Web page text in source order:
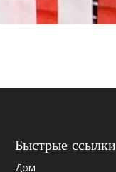
Быстрые ссылки
Дом